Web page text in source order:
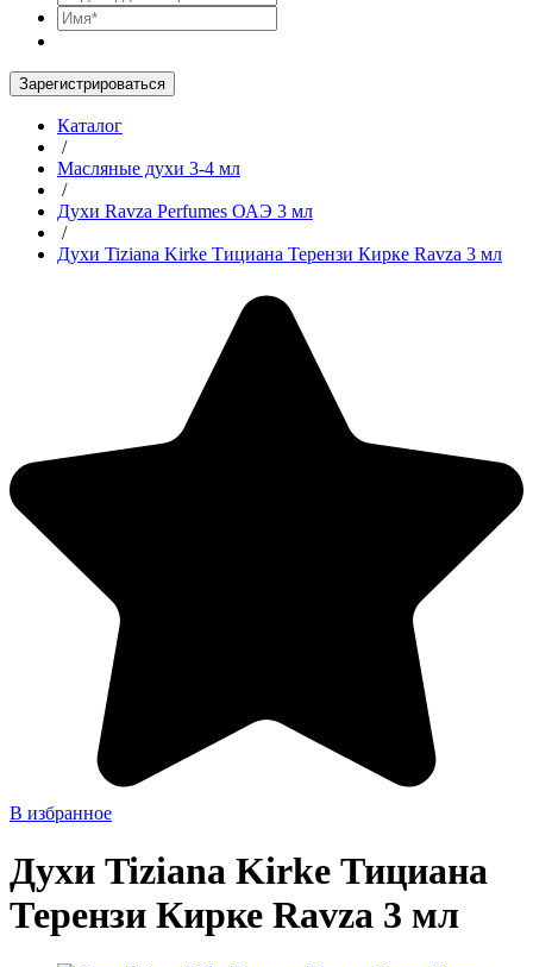
Зарегистрироваться
Каталог
/
Масляные духи 3-4 мл
/
Духи Ravza Perfumes ОАЭ 3 мл
/
Духи Tiziana Kirke Тициана Терензи Кирке Ravza 3 мл
В избранное
Духи Tiziana Kirke Тициана
Терензи Кирке Ravza 3 мл